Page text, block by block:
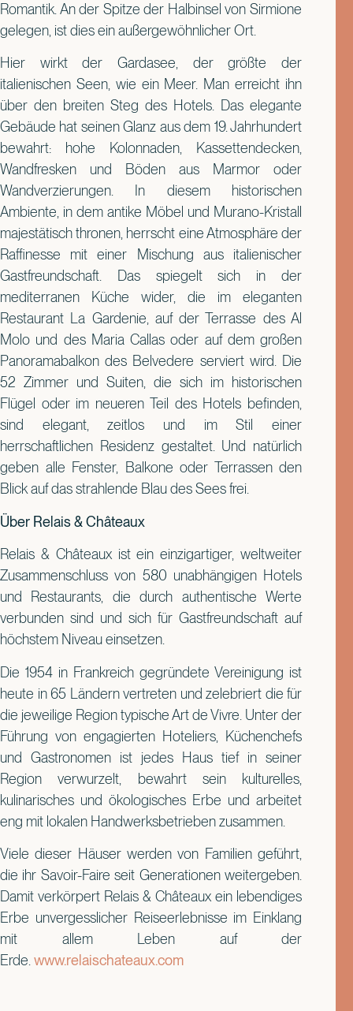
Romantik. An der Spitze der Halbinsel von Sirmione
gelegen, ist dies ein außergewöhnlicher Ort.
Hier wirkt der Gardasee, der größte der
italienischen Seen, wie ein Meer. Man erreicht ihn
über den breiten Steg des Hotels. Das elegante
Gebäude hat seinen Glanz aus dem 19. Jahrhundert
bewahrt: hohe Kolonnaden, Kassettendecken,
Wandfresken und Böden aus Marmor oder
Wandverzierungen. In diesem historischen
Ambiente, in dem antike Möbel und Murano-Kristall
majestätisch thronen, herrscht eine Atmosphäre der
Raffinesse mit einer Mischung aus italienischer
Gastfreundschaft. Das spiegelt sich in der
mediterranen Küche wider, die im eleganten
Restaurant La Gardenie, auf der Terrasse des Al
Molo und des Maria Callas oder auf dem großen
Panoramabalkon des Belvedere serviert wird. Die
52 Zimmer und Suiten, die sich im historischen
Flügel oder im neueren Teil des Hotels befinden,
sind elegant, zeitlos und im Stil einer
herrschaftlichen Residenz gestaltet. Und natürlich
geben alle Fenster, Balkone oder Terrassen den
Blick auf das strahlende Blau des Sees frei.
Über Relais & Châteaux
Relais & Châteaux ist ein einzigartiger, weltweiter
Zusammenschluss von 580 unabhängigen Hotels
und Restaurants, die durch authentische Werte
verbunden sind und sich für Gastfreundschaft auf
höchstem Niveau einsetzen.
Die 1954 in Frankreich gegründete Vereinigung ist
heute in 65 Ländern vertreten und zelebriert die für
die jeweilige Region typische Art de Vivre. Unter der
Führung von engagierten Hoteliers, Küchenchefs
und Gastronomen ist jedes Haus tief in seiner
Region verwurzelt, bewahrt sein kulturelles,
kulinarisches und ökologisches Erbe und arbeitet
eng mit lokalen Handwerksbetrieben zusammen.
Viele dieser Häuser werden von Familien geführt,
die ihr Savoir-Faire seit Generationen weitergeben.
Damit verkörpert Relais & Châteaux ein lebendiges
Erbe unvergesslicher Reiseerlebnisse im Einklang
mit allem Leben auf der
Erde. www.relaischateaux.com